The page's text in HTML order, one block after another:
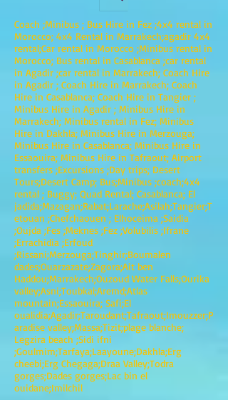
Coach ;Minibus ; Bus Hire in Fez ;4x4 rental in
Morocco; 4x4 Rental in Marrakech;agadir 4x4
rental;Car rental in Morocco ;Minibus rental in
Morocco; Bus rental in Casablanca ;car rental
in Agadir ;car rental in Marrakech; Coach Hire
in Agadir ; Coach Hire in Marrakech; Coach
Hire in Casablanca; Coach Hire in Tangier ;
Minibus Hire in Agadir ; Minibus Hire in
Marrakech; Minibus rental in Fez; Minibus
Hire in Dakhla; Minibus Hire in Merzouga;
Minibus Hire in Casablanca; Minibus Hire in
Essaouira; Minibus Hire in Tafraout; Airport
transfers ;Excursions ;Day trips; Desert
Tours;Desert Camp; Bus;Minibus ;coach;4x4
rental ; Buggy; Quad Rental; Casablanca; El
jadida;Mazagan;Rabat;Larache;Asilah;Tangier;T
etouan ;Chefchaouen ; Elhoceima ;Saidia
;Oujda ;Fes ;Meknes ;Fez ;Volubilis ;Ifrane
;Errachidia ;Erfoud
;Rissani;Merzouga;Tinghir;Boumalen
dades;Ouarzazate;Zagora;Ait ben
Haddou;Marrakech;Ouzoud Water Falls;Ourika
valley;Asni;Toubkal;Aremd;Atlas
mountain;Essaouira; Safi;El
oualidia;Agadir;Taroudant;Tafraout;Imouzzer;P
aradise valley;Massa;Tizit;plage blanche;
Legzira beach ;Sidi ifni
;Goulmim;Tarfaya;Laayoune;Dakhla;Erg
cheebi;Erg Chegaga;Draa Valley;Todra
gorges;Dades gorges;Lac bin el
ouidane;Imilchil